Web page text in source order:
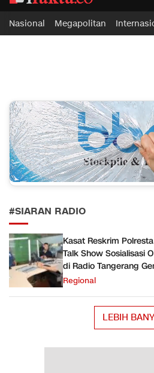
ifakta.co
#pastibenar
Nasional Megapolitan
#SIARAN RADIO
Kasat Reskrim
Talk Show Sosialisasi
di Radio Tangerang
Regional
LEBIH